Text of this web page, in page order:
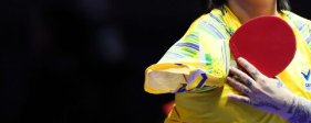
FUTEBOL NACIONAL
FUTEBOL INTERNACIONAL